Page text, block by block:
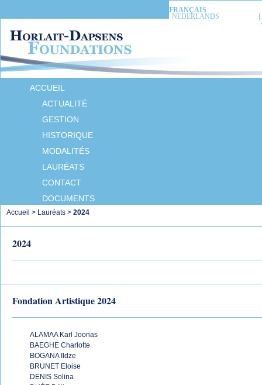
FRANÇAIS
NEDERLANDS
ACCUEIL
ACTUALITÉ
GESTION
HISTORIQUE
MODALITÉS
LAURÉATS
CONTACT
DOCUMENTS
Accueil > Lauréats > 2024
2024
Fondation Artistique 2024
ALAMAA Karl Joonas
BAEGHE Charlotte
BOGANA Ildze
BRUNET Eloise
DENIS Solina